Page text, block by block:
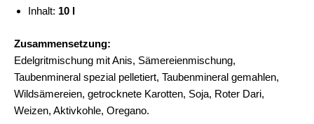
Inhalt: 10 l
Zusammensetzung:
Edelgritmischung mit Anis, Sämereienmischung,
Taubenmineral spezial pelletiert, Taubenmineral gemahlen,
Wildsämereien, getrocknete Karotten, Soja, Roter Dari,
Weizen, Aktivkohle, Oregano.